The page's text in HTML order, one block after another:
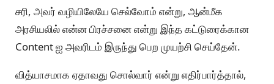
சரி, அவர் வழியிலேயே செல்வோம் என்று, ஆன்மீக
அரசியலில் என்ன பிரச்சனை என்று இந்த கட்டுரைக்கான
Content ஐ அவரிடம் இருந்து பெற முயற்சி செய்தேன்.
வித்யாசமாக ஏதாவது சொல்வார் என்று எதிர்பார்த்தால்,